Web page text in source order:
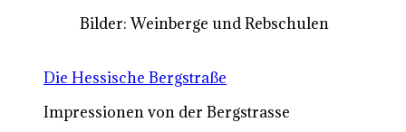
Bilder: Weinberge und Rebschulen
Die Hessische Bergstraße
Impressionen von der Bergstrasse